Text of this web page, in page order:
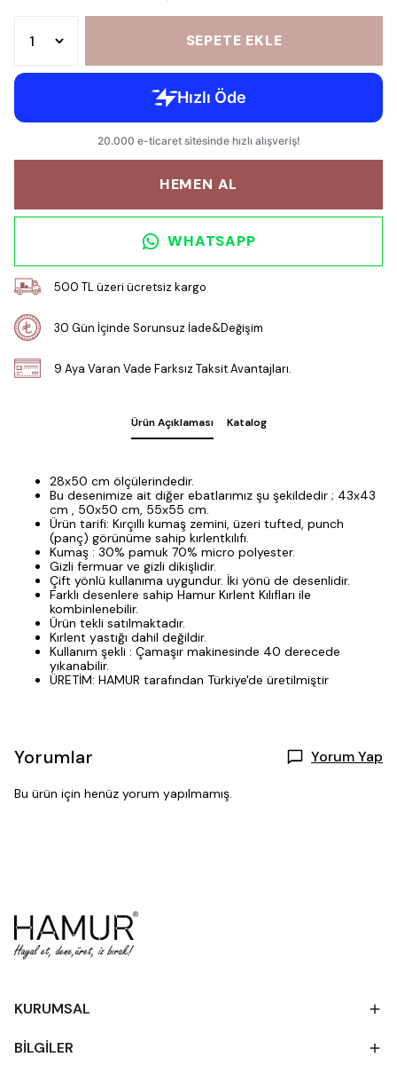
SEPETE EKLE
HEMEN AL
WHATSAPP
500 TL üzeri ücretsiz kargo
30 Gün İçinde Sorunsuz İade&Değişim
9 Aya Varan Vade Farksız Taksit Avantajları.
Ürün Açıklaması Katalog
28x50 cm ölçülerindedir.
Bu desenimize ait diğer ebatlarımız şu şekildedir ; 43x43
cm , 50x50 cm, 55x55 cm.
Ürün tarifi: Kırçıllı kumaş zemini, üzeri tufted, punch
(panç) görünüme sahip kırlentkılıfı.
Kumaş : 30% pamuk 70% micro polyester.
Gizli fermuar ve gizli dikişlidir.
Çift yönlü kullanıma uygundur. İki yönü de desenlidir.
Farklı desenlere sahip Hamur Kırlent Kılıfları ile
kombinlenebilir.
Ürün tekli satılmaktadır.
Kırlent yastığı dahil değildir.
Kullanım şekli : Çamaşır makinesinde 40 derecede
yıkanabilir.
ÜRETİM: HAMUR tarafından Türkiye'de üretilmiştir
Yorumlar Yorum Yap
Bu ürün için henüz yorum yapılmamış.
KURUMSAL
BİLGİLER